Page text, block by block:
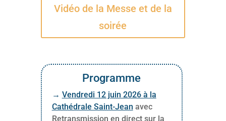
Vidéo de la Messe et de la
soirée
Programme
→ Vendredi 12 juin 2026 à la
Cathédrale Saint-Jean avec
Retransmission en direct sur la